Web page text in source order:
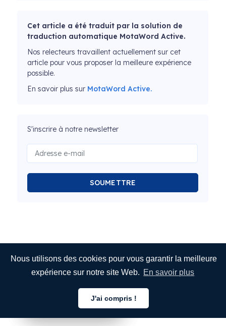
Nous utilisons des cookies pour vous garantir la meilleure
expérience sur notre site Web. En savoir plus
J'ai compris !
Cet article a été traduit par la solution de
traduction automatique MotaWord Active.
Nos relecteurs travaillent actuellement sur cet
article pour vous proposer la meilleure expérience
possible.
En savoir plus sur MotaWord Active.
S'inscrire à notre newsletter
SOUMETTRE
Français
Français
Français